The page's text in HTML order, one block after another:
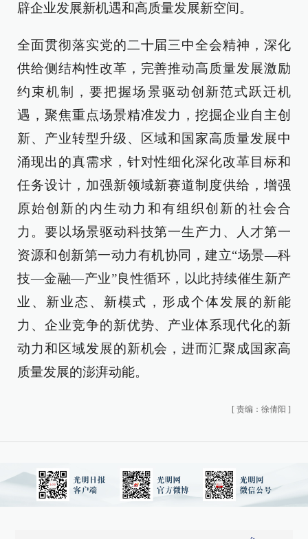
辟企业发展新机遇和高质量发展新空间。
全面贯彻落实党的二十届三中全会精神，深化
供给侧结构性改革，完善推动高质量发展激励
约束机制，要把握场景驱动创新范式跃迁机
遇，聚焦重点场景精准发力，挖掘企业自主创
新、产业转型升级、区域和国家高质量发展中
涌现出的真需求，针对性细化深化改革目标和
任务设计，加强新领域新赛道制度供给，增强
原始创新的内生动力和有组织创新的社会合
力。要以场景驱动科技第一生产力、人才第一
资源和创新第一动力有机协同，建立“场景—科
技—金融—产业”良性循环，以此持续催生新产
业、新业态、新模式，形成个体发展的新能
力、企业竞争的新优势、产业体系现代化的新
动力和区域发展的新机会，进而汇聚成国家高
质量发展的澎湃动能。
[ 责编：徐倩阳 ]